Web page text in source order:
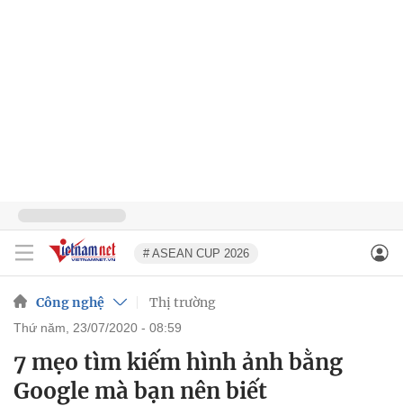
# ASEAN CUP 2026
Công nghệ Thị trường
thứ năm, 23/07/2020 - 08:59
7 mẹo tìm kiếm hình ảnh bằng
Google mà bạn nên biết